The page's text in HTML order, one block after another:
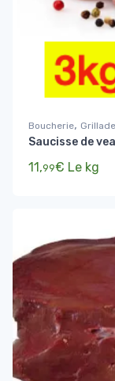
Boucherie,
Saucisse de
11,99€ Le kg